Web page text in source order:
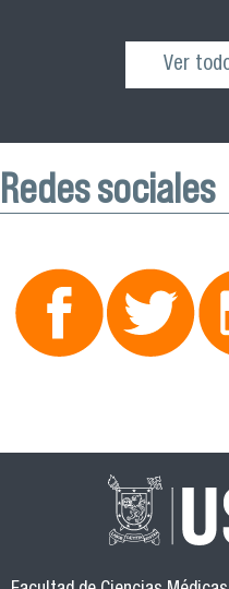
Ver
Redes sociales